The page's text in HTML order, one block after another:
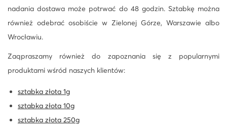
nadania dostawa może potrwać do 48 godzin. Sztabkę można
również odebrać osobiście w Zielonej Górze, Warszawie albo
Wrocławiu.
Zaqpraszamy również do zapoznania się z popularnymi
produktami wśród naszych klientów:
sztabka złota 1g
sztabka złota 10g
sztabka złota 250g